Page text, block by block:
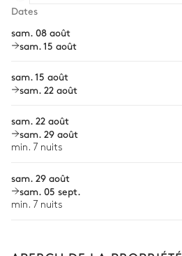
Chef à domicile
Bien-être à domicile
Location de vélo
Dates
sam. 08 août
sam. 15 août
sam. 15 août
sam. 22 août
sam. 22 août
sam. 29 août
min. 7 nuits
sam. 29 août
sam. 05 sept.
min. 7 nuits